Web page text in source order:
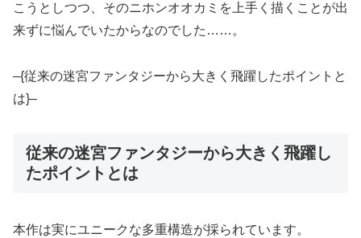
こうとしつつ、そのニホンオオカミを上手く描くことが出
来ずに悩んでいたからなのでした……。
–{従来の迷宮ファンタジーから大きく飛躍したポイントと
は}–
従来の迷宮ファンタジーから大きく飛躍し
たポイントとは
本作は実にユニークな多重構造が採られています。